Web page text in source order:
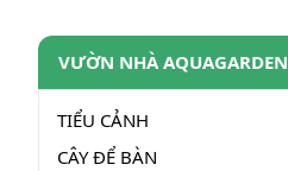
VƯỜN NHÀ AQUAGARDEN
TIỂU CẢNH
CÂY ĐỂ BÀN